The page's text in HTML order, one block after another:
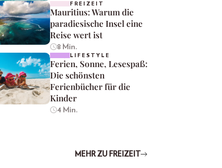
FREIZEIT
Mauritius: Warum die
paradiesische Insel eine
Reise wert ist
8 Min.
LIFESTYLE
Ferien, Sonne, Lesespaß:
Die schönsten
Ferienbücher für die
Kinder
4 Min.
MEHR ZU FREIZEIT